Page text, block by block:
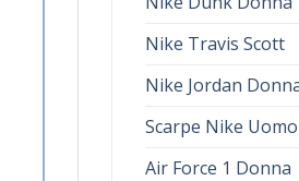
Nike Travis Scott
Nike Jordan
Scarpe Nike Uomo
Air Force 1 Donna